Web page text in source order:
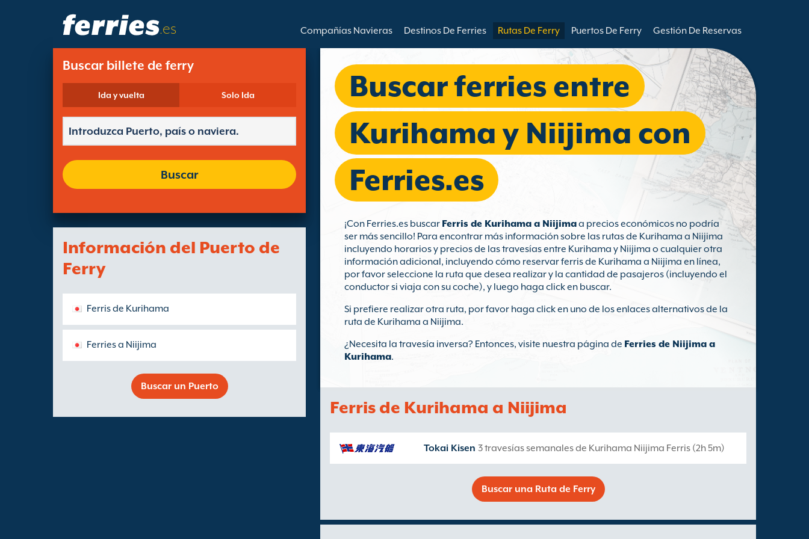
.es Compañías Navieras Destinos De Ferries Rutas De Ferry Puertos De Ferry Gestión De Reservas
Buscar billete de ferry
Ida y vuelta Solo Ida
Buscar
Información del Puerto de
Ferry
Ferris de Kurihama
Ferries a Niijima
Buscar un Puerto
Buscar ferries entre
Kurihama y Niijima con
Ferries.es
¡Con Ferries.es buscar Ferris de Kurihama a Niijimaa precios económicos no podría
ser más sencillo! Para encontrar más información sobre las rutas de Kurihama a Niijima
incluyendo horarios y precios de las travesías entre Kurihama y Niijima o cualquier otra
información adicional, incluyendo cómo reservar ferris de Kurihama a Niijima en línea,
por favor seleccione la ruta que desea realizar y la cantidad de pasajeros (incluyendo el
conductor si viaja con su coche), y luego haga click en buscar.
Si prefiere realizar otra ruta, por favor haga click en uno de los enlaces alternativos de la
ruta de Kurihama a Niijima.
¿Necesita la travesía inversa? Entonces, visite nuestra página de Ferries de Niijima a
Kurihama.
Ferris de Kurihama a Niijima
Tokai Kisen 3 travesías semanales de Kurihama Niijima Ferris (2h 5m)
Buscar una Ruta de Ferry